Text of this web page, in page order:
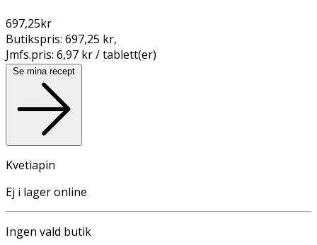
697,25kr
Butikspris: 697,25 kr,
Jmfs.pris: 6,97 kr / tablett(er)
Se mina recept
Kvetiapin
Ej i lager online
Ingen vald butik